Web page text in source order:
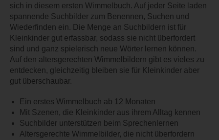
sich in diesem ersten Wimmelbuch. Auf jeder Seite laden
spannende Suchbilder zum Benennen, Suchen und
Wiederfinden ein. Die Menge an Suchbildern ist für
Kleinkinder gut erfassbar, sodass sie nicht überfordert
sind und ganz spielerisch neue Wörter lernen können.
Auf den altersgerechten Wimmelbildern gibt es vieles zu
entdecken, gleichzeitig bleiben sie für Kleinkinder aber
gut überschaubar.
Ein erstes Wimmelbuch ab 12 Monaten
Mit Szenen, die Kleinkinder aus ihrem Alltag kennen
Suchbilder unterstützen beim Sprechenlernen
Altersgerechte Wimmelbilder, die nicht überfordern